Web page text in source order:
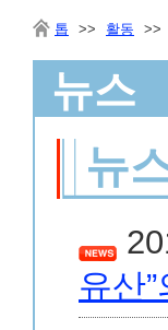
톱 >> 활동 >>
뉴스
뉴
유산